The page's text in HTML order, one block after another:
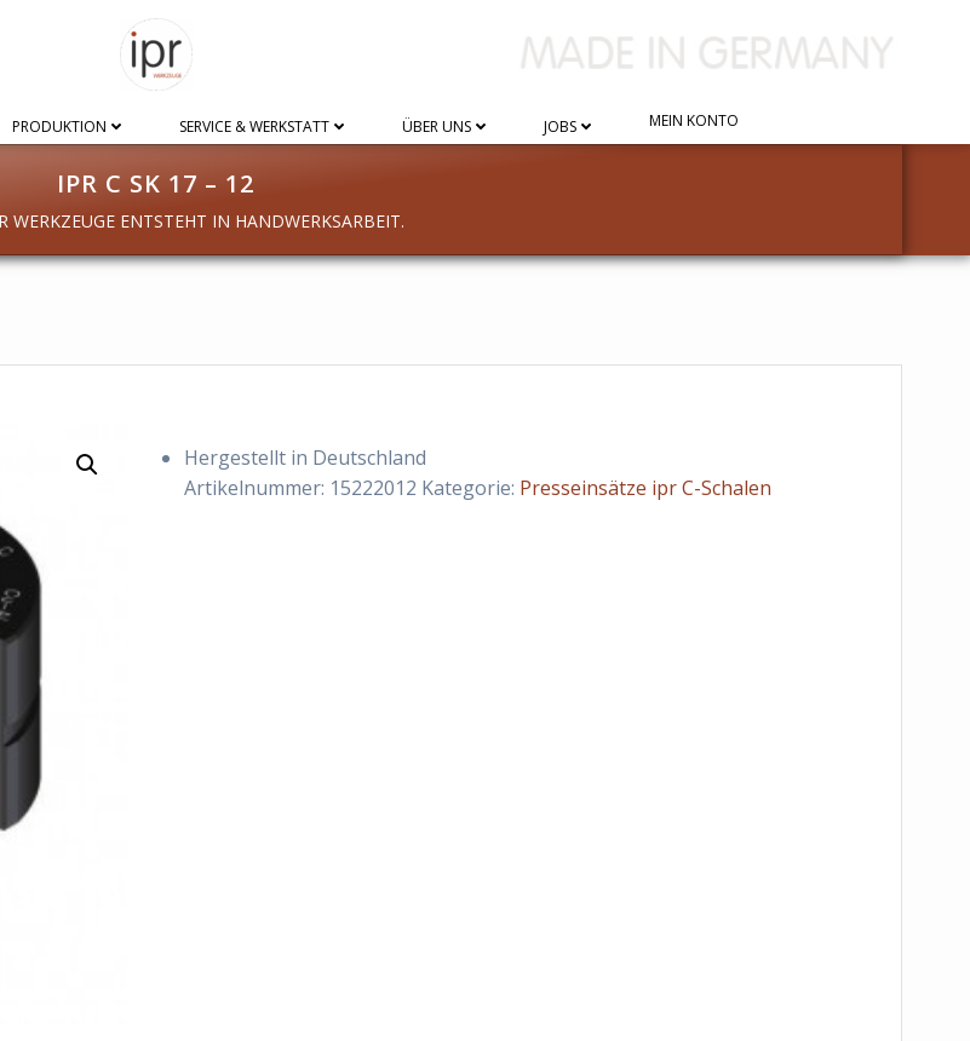
PRODUKTION SERVICE & WERKSTATT ÜBER UNS JOBS MEIN KONTO
IPR C SK 17 – 12
WERKZEUGE ENTSTEHT IN HANDWERKSARBEIT.
Hergestellt in Deutschland
Artikelnummer: 15222012 Kategorie: Presseinsätze ipr C-Schalen